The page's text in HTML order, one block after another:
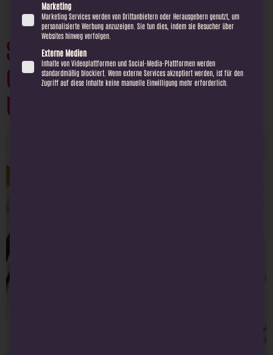
SOMMERLICHES GEMÜSE-
CARPACCIO MIT CASHEW-SAUCE
UND MANGO-CHUTNEY
Marketing
Marketing Services werden von Drittanbietern oder Herausgebern genutzt, um
personalisierte Werbung anzuzeigen. Sie tun dies, indem sie Besucher über
Websites hinweg verfolgen.
Externe Medien
Inhalte von Videoplattformen und Social-Media-Plattformen werden
standardmäßig blockiert. Wenn externe Services akzeptiert werden, ist für den
Zugriff auf diese Inhalte keine manuelle Einwilligung mehr erforderlich.